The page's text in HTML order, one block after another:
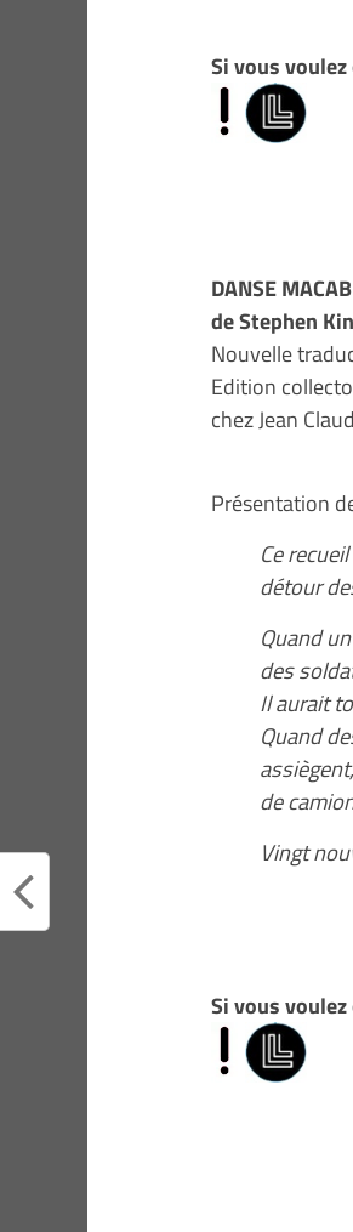
Si vous
DANSE
de Stephen
Nouvelle
Edition
chez Jean
Présentation
Ce
détour
Quand
des
Il aurait
Quand
de
Vingt
Si vous